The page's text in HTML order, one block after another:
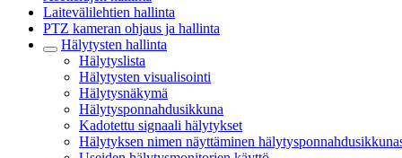
Laitevälilehtien hallinta
PTZ kameran ohjaus ja hallinta
Hälytysten hallinta
Hälytyslista
Hälytysten visualisointi
Hälytysnäkymä
Hälytysponnahdusikkuna
Kadotettu signaali hälytykset
Hälytyksen nimen näyttäminen